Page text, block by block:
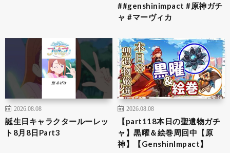
##genshinimpact #原神ガチ
ャ #マーヴィカ
2026.08.08
誕生日キャラクタールーレッ
ト8月8日Part3
2026.08.08
【part118本日の聖遺物ガチ
ャ】黒曜＆絵巻周回中【原
神】【GenshinImpact】